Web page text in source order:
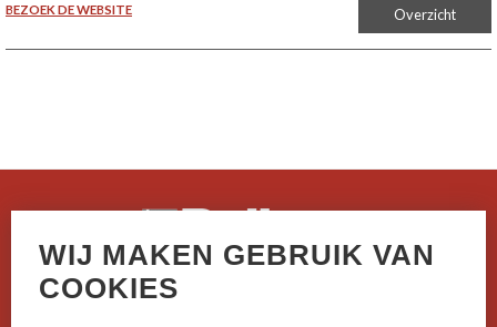
BEZOEK DE WEBSITE Overzicht
WIJ MAKEN GEBRUIK VAN
COOKIES